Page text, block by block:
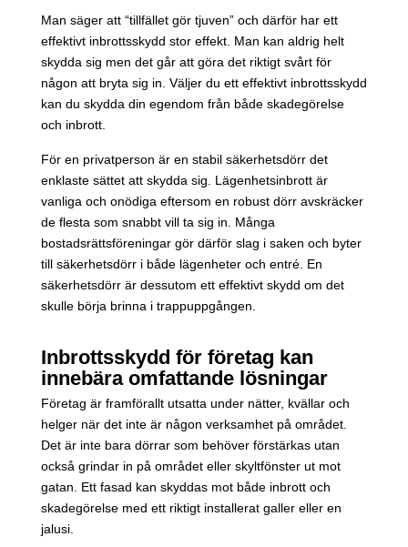
Man säger att “tillfället gör tjuven” och därför har ett
effektivt inbrottsskydd stor effekt. Man kan aldrig helt
skydda sig men det går att göra det riktigt svårt för
någon att bryta sig in. Väljer du ett effektivt inbrottsskydd
kan du skydda din egendom från både skadegörelse
och inbrott.
För en privatperson är en stabil säkerhetsdörr det
enklaste sättet att skydda sig. Lägenhetsinbrott är
vanliga och onödiga eftersom en robust dörr avskräcker
de flesta som snabbt vill ta sig in. Många
bostadsrättsföreningar gör därför slag i saken och byter
till säkerhetsdörr i både lägenheter och entré. En
säkerhetsdörr är dessutom ett effektivt skydd om det
skulle börja brinna i trappuppgången.
Inbrottsskydd för företag kan
innebära omfattande lösningar
Företag är framförallt utsatta under nätter, kvällar och
helger när det inte är någon verksamhet på området.
Det är inte bara dörrar som behöver förstärkas utan
också grindar in på området eller skyltfönster ut mot
gatan. Ett fasad kan skyddas mot både inbrott och
skadegörelse med ett riktigt installerat galler eller en
jalusi.